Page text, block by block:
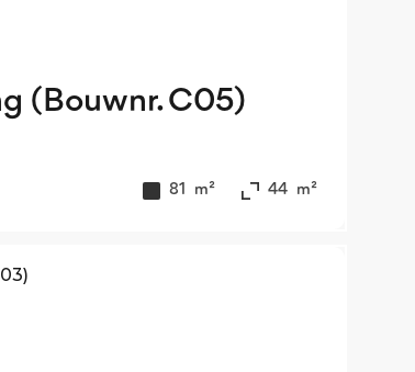
(Bouwnr. C05)
81 m² 44 m²